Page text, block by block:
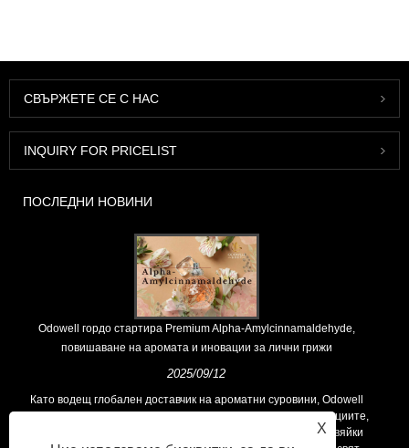
СВЪРЖЕТЕ СЕ С НАС
INQUIRY FOR PRICELIST
ПОСЛЕДНИ НОВИНИ
Odowell гордо стартира Premium Alpha-Amylcinnamaldehyde,
повишаване на аромата и иновации за лични грижи
2025/09/12
Като водещ глобален доставчик на ароматни суровини, Odowell
поддържа основна философия на „ориентирана към иновациите,
фокусирани върху качеството“, последователно предоставяйки
X